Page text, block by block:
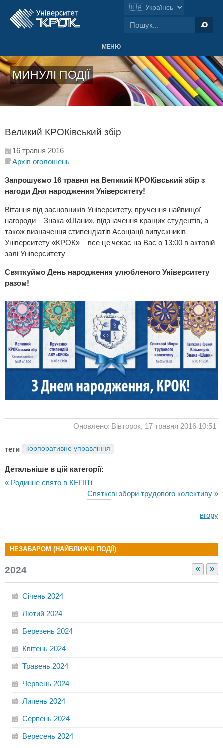
МЕНЮ
МИНУЛІ ПОДІЇ
Великий КРОКівський збір
16 травня 2016
Архів оголошень
Запрошуємо 16 травня на Великий КРОКівський збір з
нагоди Дня народження Університету!
Вітання від засновників Університету, вручення найвищої
нагороди – Знака «Шани», відзначення кращих студентів, а
також визначення стипендіатів Асоціації випускників
Університету «КРОК» – все це чекає на Вас о 13:00 в актовій
залі Університету
Святкуймо День народження улюбленого Університету
разом!
Оновлено: Вівторок, 17 травня 2016 10:51
теги корпоративне управління
Детальніше в цій категорії:
« Родинне свято в КЕПІТі
Святкові збори трудового колективу »
вгору
НЕЗАБАРОМ (НАЙБЛИЖЧІ ПОДІЇ)
« »
2024
Січень 2024
Лютий 2024
Березень 2024
Квітень 2024
Травень 2024
Червень 2024
Липень 2024
Серпень 2024
Вересень 2024